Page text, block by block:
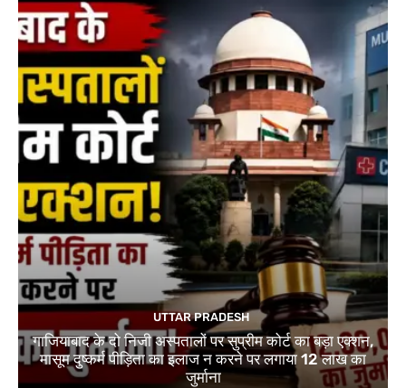
UTTAR PRADESH
गाजियाबाद के दो निजी अस्पतालों पर सुप्रीम कोर्ट का बड़ा एक्शन,
मासूम दुष्कर्म पीड़िता का इलाज न करने पर लगाया 12 लाख का
जुर्माना